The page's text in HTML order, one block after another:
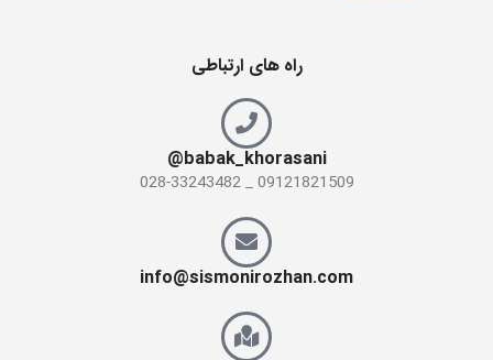
راه های ارتباطی
babak_khorasani@
09121821509 _ 028-33243482
info@sismonirozhan.com